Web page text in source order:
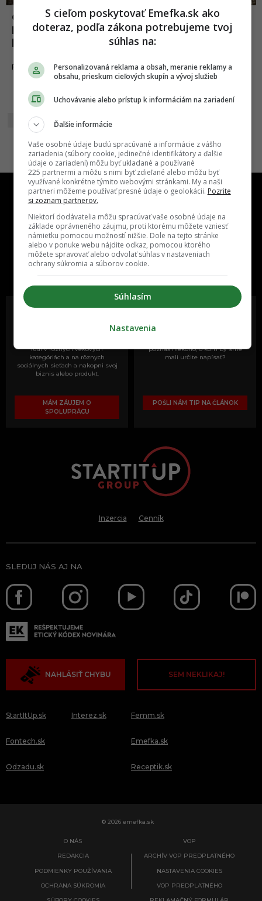
Oscary už poznajú svojich víťazov.
Najlepším filmom sa stala dráma CODA,
FILMY A SERIÁLY 28.03.2022
1
One time najzábavnejšie miesto na
slovenskom internete, next time
ľudí v rôznych vekových
kategóriách a na rôznych
sociálnych sieťach a nakopni svoj
biznis alebo produkt.
MÁM ZÁUJEM O
SPOLUPRÁCU
poznáš niekoho, o kom by sme
mali určite napísať?
POŠLI NÁM TIP NA ČLÁNOK
Inzercia Cenník
SLEDUJ NÁS AJ NA
NAHLÁSIŤ CHYBU SEM NEKLIKAJ!
StartItUp.sk
Fontech.sk
Odzadu.sk
Interez.sk Femm.sk
Emefka.sk
Receptik.sk
© 2026 emefka.sk
O NÁS
REDAKCIA
PODMIENKY POUŽÍVANIA
OCHRANA SÚKROMIA
VOP
ARCHÍV VOP PREDPLATNÉHO
NASTAVENIA COOKIES
VOP PREDPLATNÉHO
S cieľom poskytovať Emefka.sk ako
doteraz, podľa zákona potrebujeme tvoj
súhlas na:
Personalizovaná reklama a obsah, meranie reklamy a
obsahu, prieskum cieľových skupín a vývoj služieb
Uchovávanie alebo prístup k informáciám na zariadení
Ďalšie informácie
Vaše osobné údaje budú spracúvané a informácie z vášho
zariadenia (súbory cookie, jedinečné identifikátory a ďalšie
údaje o zariadení) môžu byť ukladané a používané
225 partnermi a môžu s nimi byť zdieľané alebo môžu byť
využívané konkrétne týmito webovými stránkami. My a naši
partneri môžeme používať presné údaje o geolokácii. Pozrite
si zoznam partnerov.
Niektorí dodávatelia môžu spracúvať vaše osobné údaje na
základe oprávneného záujmu, proti ktorému môžete vzniesť
námietku pomocou možností nižšie. Dole na tejto stránke
alebo v ponuke webu nájdite odkaz, pomocou ktorého
môžete spravovať alebo odvolať súhlas v nastaveniach
ochrany súkromia a súborov cookie.
Súhlasím
Nastavenia